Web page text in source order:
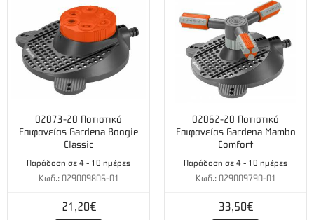
02073-20 Ποτιστικό
Επιφανείας Gardena Boogie
Classic
Παράδοση σε 4 - 10 ημέρες
Κωδ.: 029009806-01
21,20€
02062-20 Ποτιστικό
Επιφανείας Gardena Mambo
Comfort
Παράδοση σε 4 - 10 ημέρες
Κωδ.: 029009790-01
33,50€